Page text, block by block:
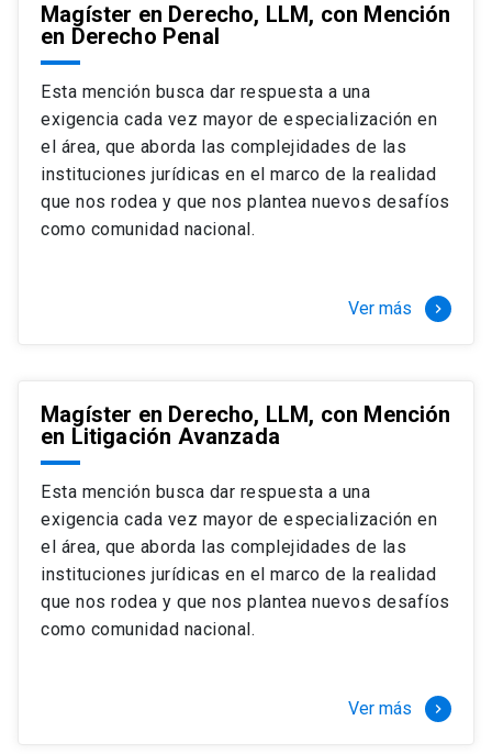
Magíster en Derecho, LLM, con Mención
en Derecho Penal
Esta mención busca dar respuesta a una
exigencia cada vez mayor de especialización en
el área, que aborda las complejidades de las
instituciones jurídicas en el marco de la realidad
que nos rodea y que nos plantea nuevos desafíos
como comunidad nacional.
Ver más keyboard_arrow_right
Magíster en Derecho, LLM, con Mención
en Litigación Avanzada
Esta mención busca dar respuesta a una
exigencia cada vez mayor de especialización en
el área, que aborda las complejidades de las
instituciones jurídicas en el marco de la realidad
que nos rodea y que nos plantea nuevos desafíos
como comunidad nacional.
Ver más keyboard_arrow_right